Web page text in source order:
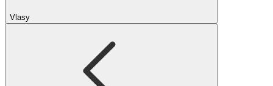
Vlasy